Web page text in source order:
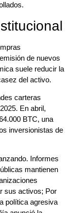
de nuevos
suele reducir la
del activo.
carteras
En abril,
BTC, una
inversionistas de
Informes
mantienen
sus activos; Por
política agresiva